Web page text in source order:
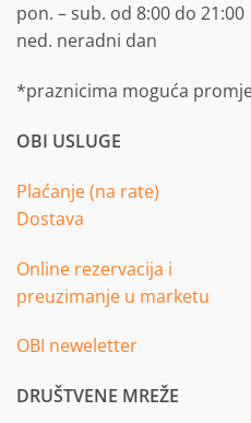
pon. – sub. od 8:00 do 21:00
ned. neradni dan
*praznicima moguća
OBI USLUGE
Plaćanje (na rate)
Dostava
Online rezervacija i
preuzimanje u marketu
OBI neweletter
DRUŠTVENE MREŽE